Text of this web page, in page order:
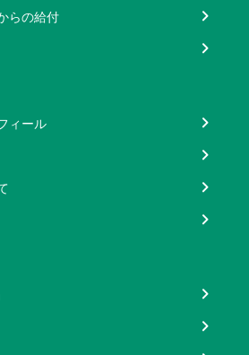
らの給付
ィール